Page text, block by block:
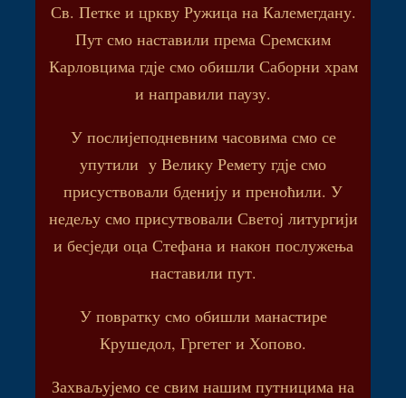
Св. Петке и цркву Ружица на Калемегдану.
Пут смо наставили према Сремским
Карловцима гдје смо обишли Саборни храм
и направили паузу.
У послијеподневним часовима смо се
упутили у Велику Ремету гдје смо
присуствовали бденију и преноћили. У
недељу смо присутвовали Светој литургији
и бесједи оца Стефана и након послужења
наставили пут.
У повратку смо обишли манастире
Крушедол, Гргетег и Хопово.
Захваљујемо се свим нашим путницима на